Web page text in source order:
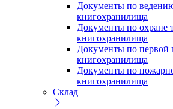
Документы по
книгохранилища
Документы по охране
книгохранилища
Документы по первой
книгохранилища
Документы по
книгохранилища
Склад